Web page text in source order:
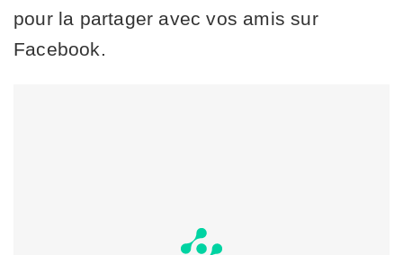
pour la partager avec vos amis sur
Facebook.